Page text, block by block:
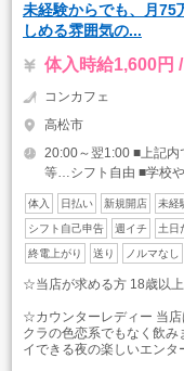
未経験からでも、月75
しめる雰囲気の...
体入時給1,600円
コンカフェ
高松市
20:00～翌1:00 ■上記内
等…シフト自由 ■学校
体入 日払い 新規開店 未経
シフト自己申告 週イチ 土日
終電上がり 送り ノルマなし
☆当店が求める方 18歳以
☆カウンターレディー 当
クラの色恋系でもなく飲
イできる夜の楽しいエン